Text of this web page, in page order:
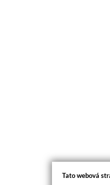
Tato webová